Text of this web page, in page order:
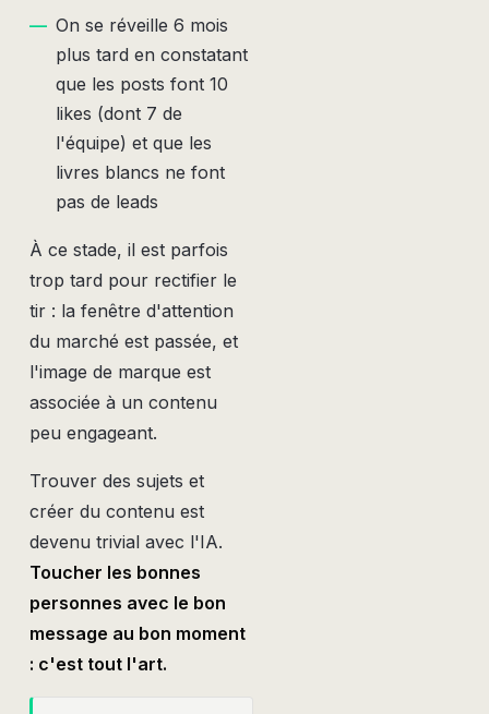
— On se réveille 6 mois
plus tard en constatant
que les posts font 10
likes (dont 7 de
l'équipe) et que les
livres blancs ne font
pas de leads
À ce stade, il est parfois
trop tard pour rectifier le
tir : la fenêtre d'attention
du marché est passée, et
l'image de marque est
associée à un contenu
peu engageant.
Trouver des sujets et
créer du contenu est
devenu trivial avec l'IA.
Toucher les bonnes
personnes avec le bon
message au bon moment
: c'est tout l'art.